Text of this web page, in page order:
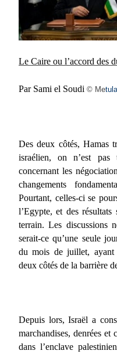
Le Caire ou l’accord des
Par Sami el Soudi © Metula
Des deux côtés, Hamas
israélien, on n’est
concernant les
changements
Pourtant, celles-ci se
l’Egypte, et des
terrain. Les discussions
serait-ce qu’une seule
du mois de juillet, ayant
deux côtés de la barrière
Depuis lors, Israël a
marchandises, denrées et
dans l’enclave